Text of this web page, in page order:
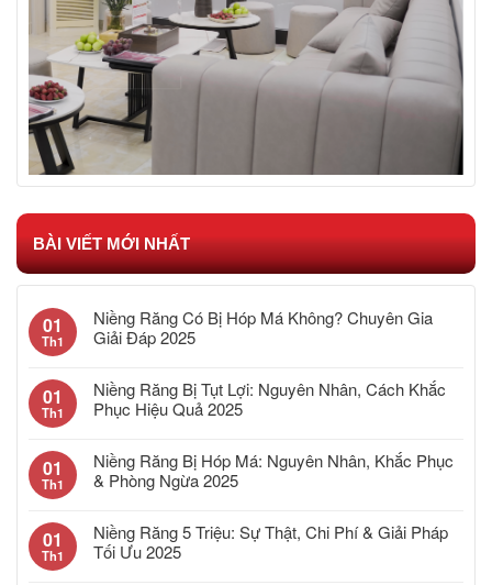
BÀI VIẾT MỚI NHẤT
01
Th1
Niềng Răng Có Bị Hóp Má Không? Chuyên Gia
Giải Đáp 2025
01
Th1
Niềng Răng Bị Tụt Lợi: Nguyên Nhân, Cách Khắc
Phục Hiệu Quả 2025
01
Th1
Niềng Răng Bị Hóp Má: Nguyên Nhân, Khắc Phục
& Phòng Ngừa 2025
01
Th1
Niềng Răng 5 Triệu: Sự Thật, Chi Phí & Giải Pháp
Tối Ưu 2025